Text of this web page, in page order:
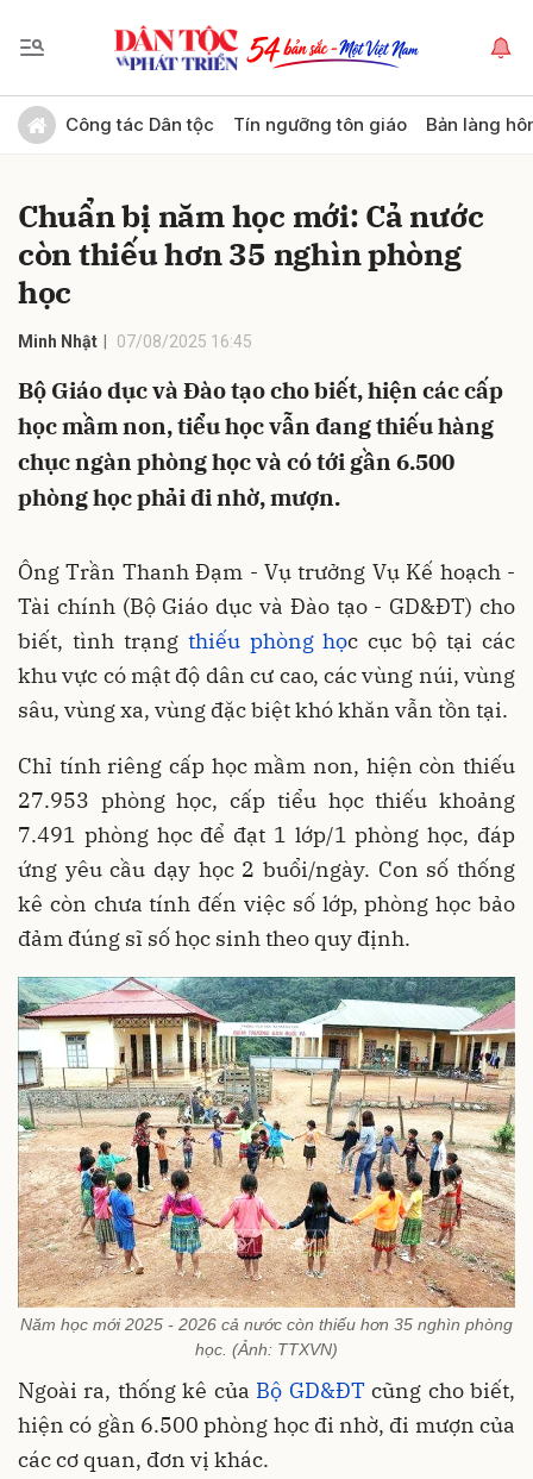
Công tác Dân tộc Tín ngưỡng tôn giáo Bản làng
Chuẩn bị năm học mới: Cả nước
còn thiếu hơn 35 nghìn phòng
học
Minh Nhật 07/08/2025 16:45
Bộ Giáo dục và Đào tạo cho biết, hiện các cấp
học mầm non, tiểu học vẫn đang thiếu hàng
chục ngàn phòng học và có tới gần 6.500
phòng học phải đi nhờ, mượn.
Ông Trần Thanh Đạm - Vụ trưởng Vụ Kế hoạch -
Tài chính (Bộ Giáo dục và Đào tạo - GD&ĐT) cho
biết, tình trạng thiếu phòng học cục bộ tại các
khu vực có mật độ dân cư cao, các vùng núi, vùng
sâu, vùng xa, vùng đặc biệt khó khăn vẫn tồn tại.
Chỉ tính riêng cấp học mầm non, hiện còn thiếu
27.953 phòng học, cấp tiểu học thiếu khoảng
7.491 phòng học để đạt 1 lớp/1 phòng học, đáp
ứng yêu cầu dạy học 2 buổi/ngày. Con số thống
kê còn chưa tính đến việc số lớp, phòng học bảo
đảm đúng sĩ số học sinh theo quy định.
Năm học mới 2025 - 2026 cả nước còn thiếu hơn 35 nghìn phòng
học. (Ảnh: TTXVN)
Ngoài ra, thống kê của Bộ GD&ĐTcũng cho biết,
hiện có gần 6.500 phòng học đi nhờ, đi mượn của
các cơ quan, đơn vị khác.
Gửi bình luận